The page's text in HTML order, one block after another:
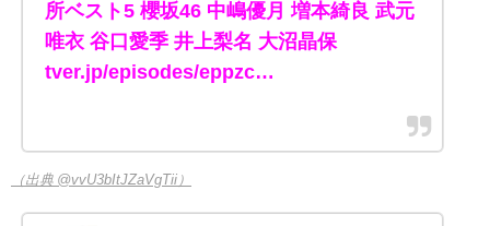
所ベスト5 櫻坂46 中嶋優月 増本綺良 武元
唯衣 谷口愛季 井上梨名 大沼晶保
tver.jp/episodes/eppzc…
（出典 @vvU3bItJZaVgTii）